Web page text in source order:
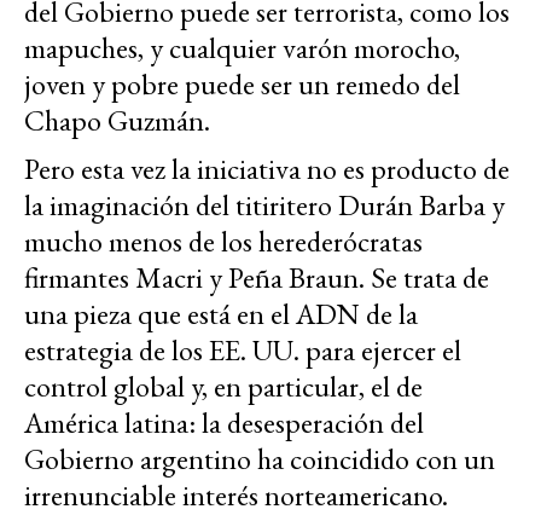
del Gobierno puede ser terrorista, como los
mapuches, y cualquier varón morocho,
joven y pobre puede ser un remedo del
Chapo Guzmán.
Pero esta vez la iniciativa no es producto de
la imaginación del titiritero Durán Barba y
mucho menos de los herederócratas
firmantes Macri y Peña Braun. Se trata de
una pieza que está en el ADN de la
estrategia de los EE. UU. para ejercer el
control global y, en particular, el de
América latina: la desesperación del
Gobierno argentino ha coincidido con un
irrenunciable interés norteamericano.